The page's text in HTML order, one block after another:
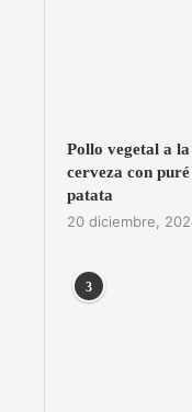
Pollo vegetal a la
cerveza con puré
patata
20 diciembre,
3